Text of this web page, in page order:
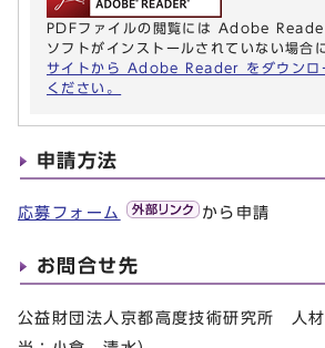
PDFファイルの閲覧には Adobe
ソフトがインストールされていない場合
サイトから Adobe Reader をダウンロ
ください。
申請方法
応募フォーム から申請
お問合せ先
公益財団法人京都高度技術研究所 人